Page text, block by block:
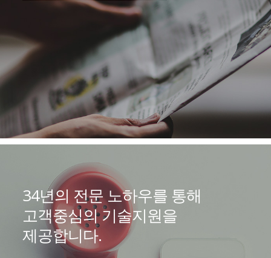
34년의 전문 노하우를 통해
고객중심의 기술지원을
제공합니다.